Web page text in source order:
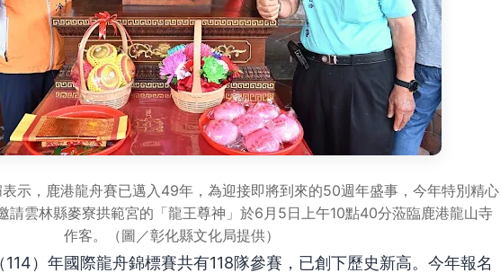
示，鹿港龍舟賽已邁入49年，為迎接即將到來的50週年盛事，今年特別精心
請雲林縣麥寮拱範宮的「龍王尊神」於6月5日上午10點40分蒞臨鹿港龍山寺
作客。（圖／彰化縣文化局提供）
）年國際龍舟錦標賽共有118隊參賽，已創下歷史新高。今年報名